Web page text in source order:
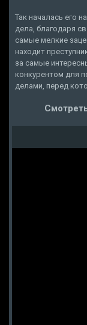
Так началась его
дела, благодаря
самые мелкие
находит
за самые
конкурентом для
делами, перед